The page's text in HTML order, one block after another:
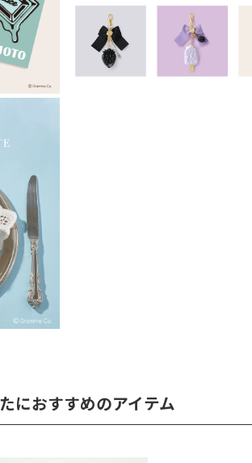
におすすめのアイテム